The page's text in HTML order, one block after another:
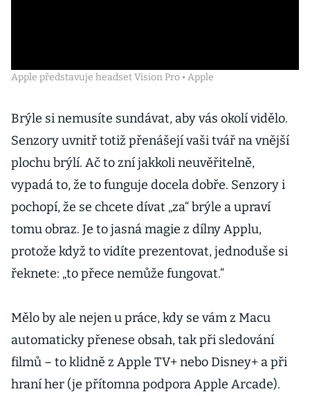
Apple představuje headset Vision Pro • Apple
Brýle si nemusíte sundávat, aby vás okolí vidělo.
Senzory uvnitř totiž přenášejí vaši tvář na vnější
plochu brýlí. Ač to zní jakkoli neuvěřitelně,
vypadá to, že to funguje docela dobře. Senzory i
pochopí, že se chcete dívat „za“ brýle a upraví
tomu obraz. Je to jasná magie z dílny Applu,
protože když to vidíte prezentovat, jednoduše si
řeknete: „to přece nemůže fungovat.“
Mělo by ale nejen u práce, kdy se vám z Macu
automaticky přenese obsah, tak při sledování
filmů – to klidně z Apple TV+ nebo Disney+ a při
hraní her (je přítomna podpora Apple Arcade).